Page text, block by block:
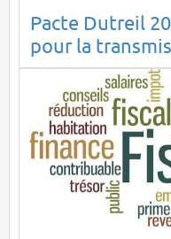
Pacte Dutreil
pour la